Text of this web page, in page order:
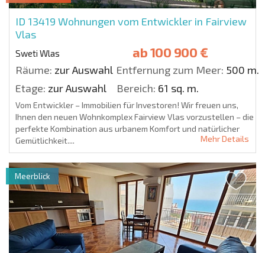
ID 13419 Wohnungen vom Entwickler in Fairview
Vlas
Sweti Wlas ab100 900 €
Räume: zur Auswahl Entfernung zum Meer: 500 m.
Etage: zur Auswahl Bereich: 61 sq. m.
Vom Entwickler – Immobilien für Investoren! Wir freuen uns,
Ihnen den neuen Wohnkomplex Fairview Vlas vorzustellen – die
perfekte Kombination aus urbanem Komfort und natürlicher
Gemütlichkeit....
Mehr Details
Meerblick